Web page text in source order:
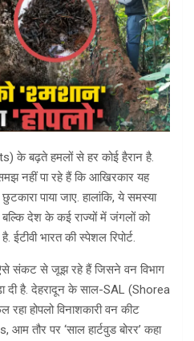
के बढ़ते हमलों से हर कोई हैरान है.
नहीं पा रहे हैं कि आखिरकार यह
पाया जाए. हालांकि, ये समस्या
देश के कई राज्यों में जंगलों को
ईटीवी भारत की स्पेशल रिपोर्ट.
संकट से जूझ रहे हैं जिसने वन विभाग
दी है. देहरादून के साल-SAL (Shorea
होपलो विनाशकारी वन कीट
तौर पर ‘साल हार्टवुड बोरर’ कहा